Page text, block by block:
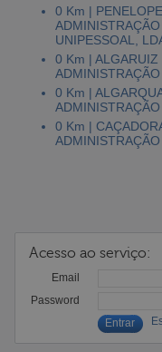
0 Km |
UNIPESSOAL,
0 Km |
0 Km |
0 Km |
Acesso ao serviço:
Email
Password